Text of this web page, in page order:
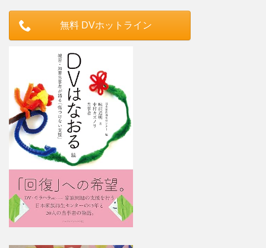
無料 DVホットライン